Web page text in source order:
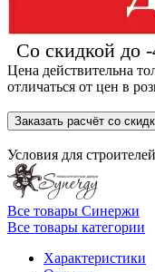
Со скидкой до
Цена действительна
отличаться от цен в
Заказать расчёт со
Условия для строителей
Все товары Синержи
Все товары категории
Характеристики